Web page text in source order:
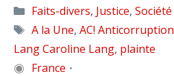
Catégories
Faits-divers, Justice, Société
Étiquettes
A la Une, AC! Anticorruption
Lang Caroline Lang, plainte
◉ France •